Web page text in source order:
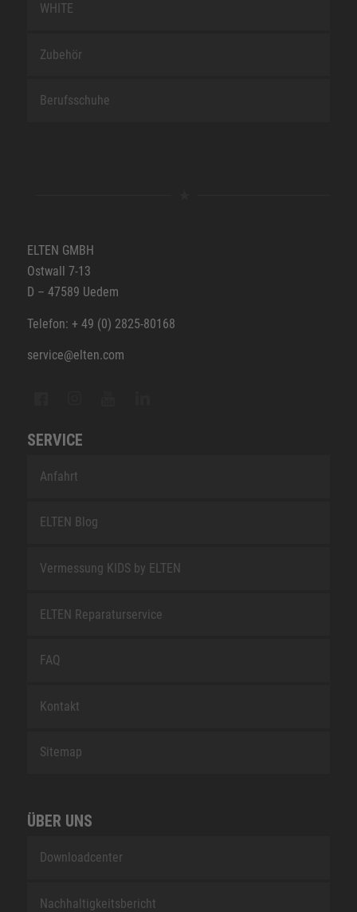
WHITE
Zubehör
Berufsschuhe
ELTEN GMBH
Ostwall 7-13
D – 47589 Uedem
Telefon: + 49 (0) 2825-80168
service@elten.com
SERVICE
Anfahrt
ELTEN Blog
Vermessung KIDS by ELTEN
ELTEN Reparaturservice
FAQ
Kontakt
Sitemap
ÜBER UNS
Downloadcenter
Nachhaltigkeitsbericht